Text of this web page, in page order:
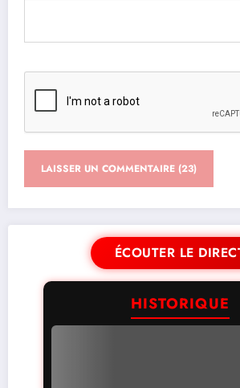
ÉCOUTER LE
HISTORIQUE